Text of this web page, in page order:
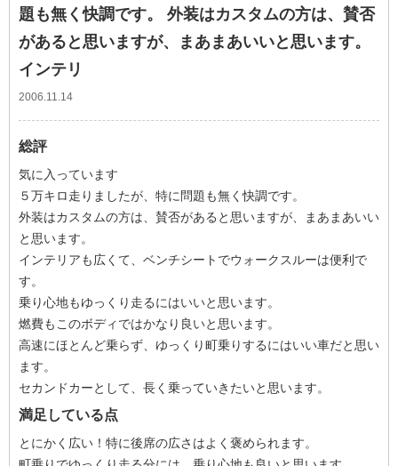
題も無く快調です。 外装はカスタムの方は、賛否
があると思いますが、まあまあいいと思います。
インテリ
2006.11.14
総評
気に入っています
５万キロ走りましたが、特に問題も無く快調です。
外装はカスタムの方は、賛否があると思いますが、まあまあいい
と思います。
インテリアも広くて、ベンチシートでウォークスルーは便利で
す。
乗り心地もゆっくり走るにはいいと思います。
燃費もこのボディではかなり良いと思います。
高速にほとんど乗らず、ゆっくり町乗りするにはいい車だと思い
ます。
セカンドカーとして、長く乗っていきたいと思います。
満足している点
とにかく広い！特に後席の広さはよく褒められます。